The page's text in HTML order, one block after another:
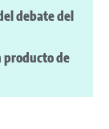
debate del
producto de